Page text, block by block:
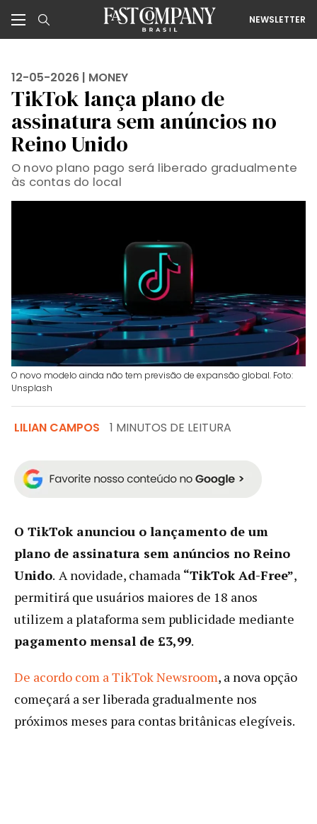
NEWSLETTER
12-05-2026 | MONEY
TikTok lança plano de
assinatura sem anúncios no
Reino Unido
O novo plano pago será liberado gradualmente
às contas do local
O novo modelo ainda não tem previsão de expansão global. Foto:
Unsplash
LILIAN CAMPOS 1 MINUTOS DE LEITURA
O TikTok anunciou o lançamento de um
plano de assinatura sem anúncios no Reino
Unido. A novidade, chamada “TikTok Ad-Free”,
permitirá que usuários maiores de 18 anos
utilizem a plataforma sem publicidade mediante
pagamento mensal de £3,99.
De acordo com a TikTok Newsroom, a nova opção
começará a ser liberada gradualmente nos
próximos meses para contas britânicas elegíveis.